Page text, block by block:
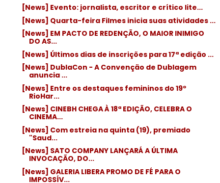
[News] Evento: jornalista, escritor e crítico lite...
[News] Quarta-feira Filmes inicia suas atividades ...
[News] EM PACTO DE REDENÇÃO, O MAIOR INIMIGO
DO AS...
[News] Últimos dias de inscrições para 17ª edição ...
[News] DublaCon - A Convenção de Dublagem
anuncia ...
[News] Entre os destaques femininos do 19º
RioHar...
[News] CINEBH CHEGA À 18ª EDIÇÃO, CELEBRA O
CINEMA...
[News] Com estreia na quinta (19), premiado
"Saud...
[News] SATO COMPANY LANÇARÁ A ÚLTIMA
INVOCAÇÃO, DO...
[News] GALERIA LIBERA PROMO DE FÉ PARA O
IMPOSSÍV...